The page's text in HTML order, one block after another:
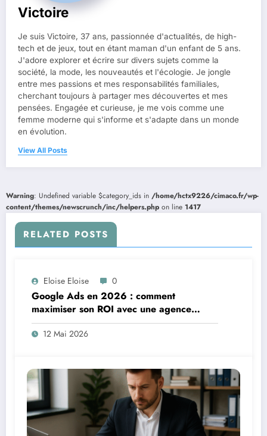
Victoire
Je suis Victoire, 37 ans, passionnée d'actualités, de high-
tech et de jeux, tout en étant maman d'un enfant de 5 ans.
J'adore explorer et écrire sur divers sujets comme la
société, la mode, les nouveautés et l'écologie. Je jongle
entre mes passions et mes responsabilités familiales,
cherchant toujours à partager mes découvertes et mes
pensées. Engagée et curieuse, je me vois comme une
femme moderne qui s'informe et s'adapte dans un monde
en évolution.
View All Posts
Warning: Undefined variable $category_ids in /home/hctx9226/cimaco.fr/wp-
content/themes/newscrunch/inc/helpers.php on line 1417
RELATED POSTS
Eloise Eloise 0
Google Ads en 2026 : comment
maximiser son ROI avec une agence
spécialisée
12 Mai 2026